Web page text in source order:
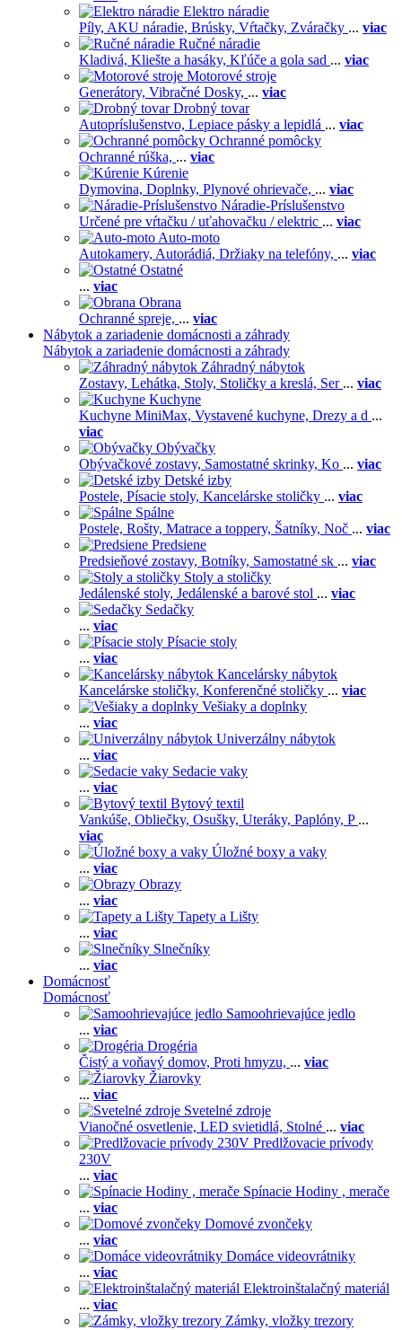
Elektro náradie
Píly, AKU náradie, Brúsky, Vŕtačky, Zváračky ... viac
Ručné náradie
Kladivá, Kliešte a hasáky, Kľúče a gola sad ... viac
Motorové stroje
Generátory, Vibračné Dosky, ... viac
Drobný tovar
Autopríslušenstvo, Lepiace pásky a lepidlá ... viac
Ochranné pomôcky
Ochranné rúška, ... viac
Kúrenie
Dymovina, Doplnky, Plynové ohrievače, ... viac
Náradie-Príslušenstvo
Určené pre vŕtačku / uťahovačku / elektric ... viac
Auto-moto
Autokamery, Autorádiá, Držiaky na telefóny, ... viac
Ostatné
... viac
Obrana
Ochranné spreje, ... viac
Nábytok a zariadenie domácnosti a záhrady
Nábytok a zariadenie domácnosti a záhrady
Záhradný nábytok
Zostavy, Lehátka, Stoly, Stoličky a kreslá, Ser ... viac
Kuchyne
Kuchyne MiniMax, Vystavené kuchyne, Drezy a d ...
viac
Obývačky
Obývačkové zostavy, Samostatné skrinky, Ko ... viac
Detské izby
Postele, Písacie stoly, Kancelárske stoličky ... viac
Spálne
Postele, Rošty, Matrace a toppery, Šatníky, Noč ... viac
Predsiene
Predsieňové zostavy, Botníky, Samostatné sk ... viac
Stoly a stoličky
Jedálenské stoly, Jedálenské a barové stol ... viac
Sedačky
... viac
Písacie stoly
... viac
Kancelársky nábytok
Kancelárske stoličky, Konferenčné stoličky ... viac
Vešiaky a doplnky
... viac
Univerzálny nábytok
... viac
Sedacie vaky
... viac
Bytový textil
Vankúše, Obliečky, Osušky, Uteráky, Paplóny, P ...
viac
Úložné boxy a vaky
... viac
Obrazy
... viac
Tapety a Lišty
... viac
Slnečníky
... viac
Domácnosť
Domácnosť
Samoohrievajúce jedlo
... viac
Drogéria
Čistý a voňavý domov, Proti hmyzu, ... viac
Žiarovky
... viac
Svetelné zdroje
Vianočné osvetlenie, LED svietidlá, Stolné ... viac
Predlžovacie prívody
230V
... viac
Spínacie Hodiny , merače
... viac
Domové zvončeky
... viac
Domáce videovrátniky
... viac
Elektroinštalačný materiál
... viac
Zámky, vložky trezory